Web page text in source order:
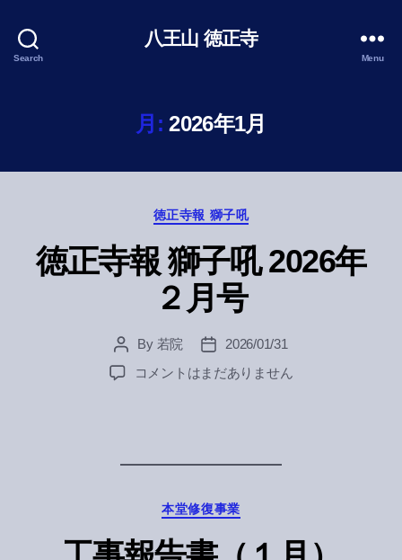
Search
八王山 徳正寺
Menu
月: 2026年1月
Categories
徳正寺報 獅子吼
徳正寺報 獅子吼 2026年
２月号
Post
author
By 若院
Post
date
2026/01/31
徳
子
２
コメントはまだありません
Categories
本堂修復事業